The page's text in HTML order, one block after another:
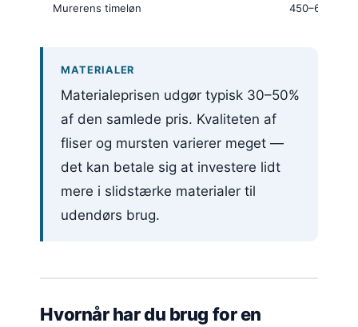
Murerens timeløn 450–600 kr./
MATERIALER
Materialeprisen udgør typisk 30–50%
af den samlede pris. Kvaliteten af
fliser og mursten varierer meget —
det kan betale sig at investere lidt
mere i slidstærke materialer til
udendørs brug.
Hvornår har du brug for en